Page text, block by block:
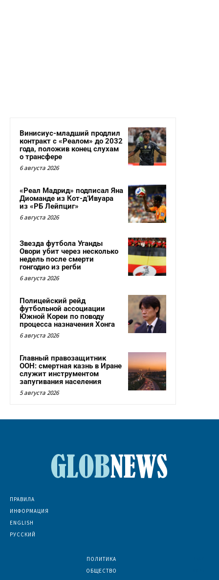
Винисиус-младший продлил
контракт с «Реалом» до 2032
года, положив конец слухам
о трансфере
6 августа 2026
«Реал Мадрид» подписал Яна
Диоманде из Кот-д’Ивуара
из «РБ Лейпциг»
6 августа 2026
Звезда футбола Уганды
Овори убит через несколько
недель после смерти
гонгодио из регби
6 августа 2026
Полицейский рейд
футбольной ассоциации
Южной Кореи по поводу
процесса назначения Хонга
6 августа 2026
Главный правозащитник
ООН: смертная казнь в Иране
служит инструментом
запугивания населения
5 августа 2026
ПРАВИЛА
ИНФОРМАЦИЯ
ENGLISH
РУССКИЙ
ПОЛИТИКА
ОБЩЕСТВО